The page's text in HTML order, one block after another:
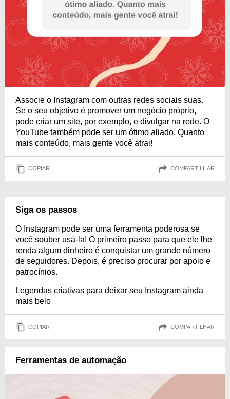
Associe o Instagram com outras redes sociais suas.
Se o seu objetivo é promover um negócio próprio,
pode criar um site, por exemplo, e divulgar na rede. O
YouTube também pode ser um ótimo aliado. Quanto
mais conteúdo, mais gente você atrai!
COPIAR COMPARTILHAR
Siga os passos
O Instagram pode ser uma ferramenta poderosa se
você souber usá-la! O primeiro passo para que ele lhe
renda algum dinheiro é conquistar um grande número
de seguidores. Depois, é preciso procurar por apoio e
patrocínios.
Legendas criativas para deixar seu Instagram ainda
mais belo
COPIAR COMPARTILHAR
Ferramentas de automação